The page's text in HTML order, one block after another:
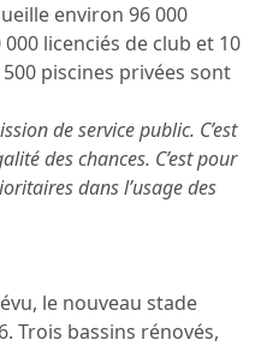
environ 96 000
licenciés de club et 10
piscines privées sont
de service public. C’est
des chances. C’est pour
dans l’usage des
le nouveau stade
Trois bassins rénovés,